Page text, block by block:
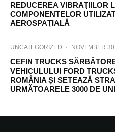
REDUCEREA VIBRAŢIILOR
COMPONENTELOR
AEROSPAŢIALĂ
UNCATEGORIZED · NOVEMBER
CEFIN TRUCKS
VEHICULULUI FORD
ROMÂNIA ȘI SETEAZĂ
URMĂTOARELE 3000 DE